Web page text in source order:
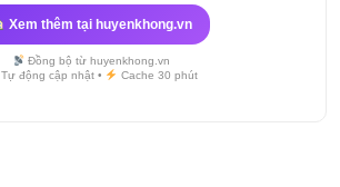
Xem thêm tại huyenkhong.vn
Đồng bộ từ huyenkhong.vn
Tự động cập nhật •
Cache 30 phút